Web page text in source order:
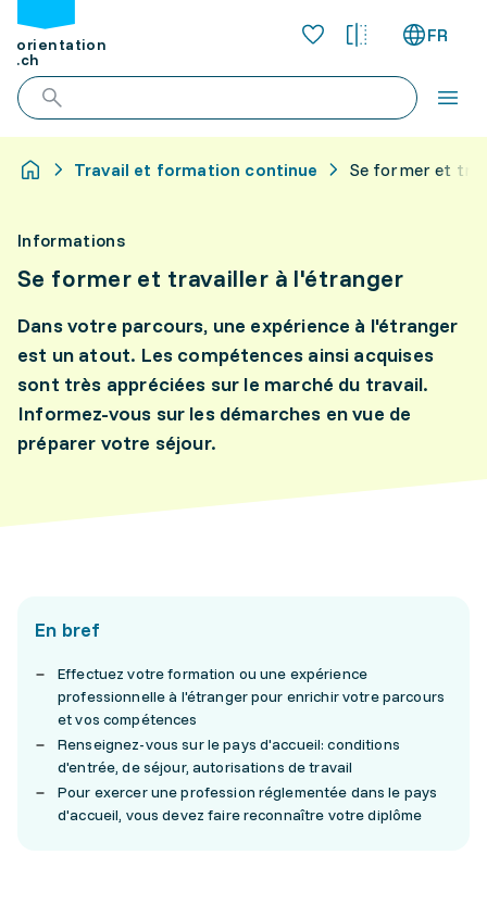
orientation
.ch
FR
Travail et formation continue Se former et
Informations
Se former et travailler à l'étranger
Dans votre parcours, une expérience à l'étranger
est un atout. Les compétences ainsi acquises
sont très appréciées sur le marché du travail.
Informez-vous sur les démarches en vue de
préparer votre séjour.
En bref
Effectuez votre formation ou une expérience
professionnelle à l'étranger pour enrichir votre parcours
et vos compétences
Renseignez-vous sur le pays d'accueil: conditions
d'entrée, de séjour, autorisations de travail
Pour exercer une profession réglementée dans le pays
d'accueil, vous devez faire reconnaître votre diplôme